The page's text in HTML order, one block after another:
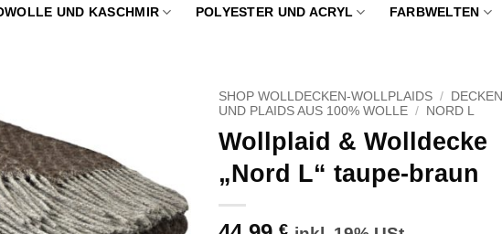
UND KASCHMIR POLYESTER UND ACRYL FARBWELTEN
Wunschliste
hinzufügen
SHOP WOLLDECKEN-WOLLPLAIDS /
DECKEN
UND PLAIDS AUS 100% WOLLE / NORD L
Wollplaid & Wolldecke
„Nord L“ taupe-braun
€